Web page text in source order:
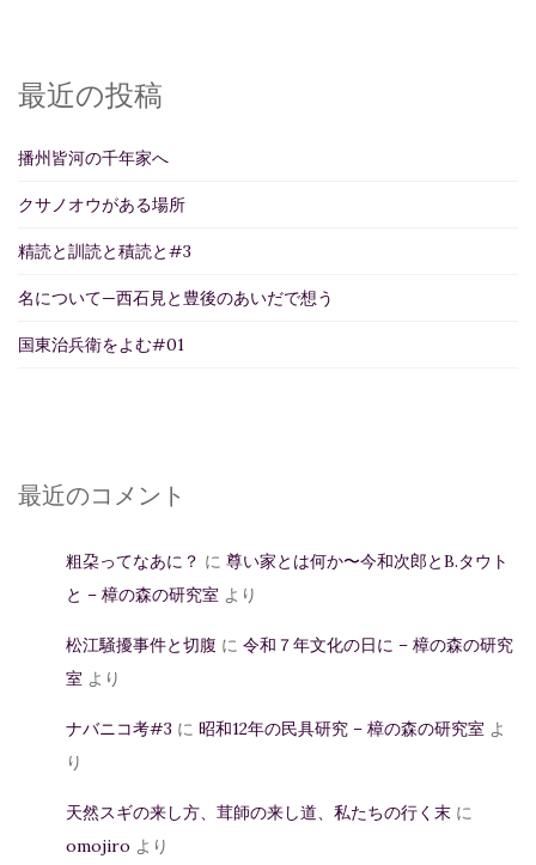
最近の投稿
播州皆河の千年家へ
クサノオウがある場所
精読と訓読と積読と#3
名について—西石見と豊後のあいだで想う
国東治兵衛をよむ#01
最近のコメント
粗朶ってなあに？ に 尊い家とは何か〜今和次郎とB.タウト
と – 樟の森の研究室 より
松江騒擾事件と切腹 に 令和７年文化の日に – 樟の森の研究
室 より
ナバニコ考#3 に 昭和12年の民具研究 – 樟の森の研究室 よ
り
天然スギの来し方、茸師の来し道、私たちの行く末 に
omojiro より